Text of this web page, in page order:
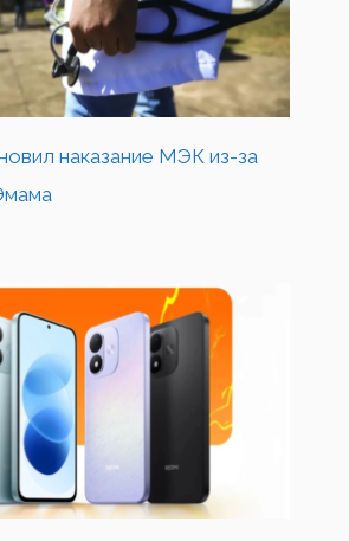
наказание МЭК из-за